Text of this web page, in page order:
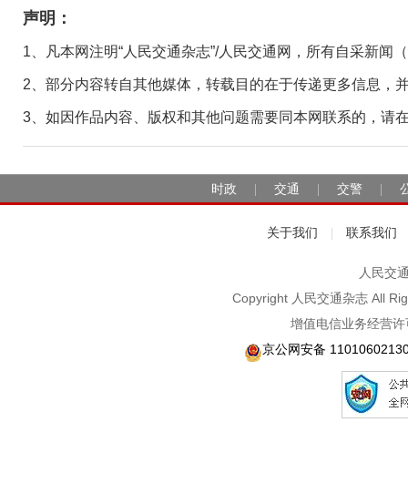
声明：
1、凡本网注明“人民交通杂志”/人民交通网，所有自采新
2、部分内容转自其他媒体，转载目的在于传递更多信息，
3、如因作品内容、版权和其他问题需要同本网联系的，请
时政 交通 交警
关于我们 联系我们
人民交
Copyright 人民交通杂志 All
增值电信业务经营
京公网安备